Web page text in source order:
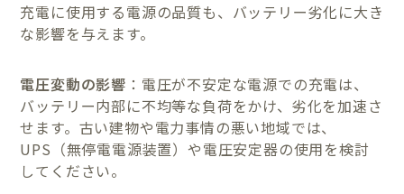
充電に使用する電源の品質も、バッテリー劣化に大き
な影響を与えます。
電圧変動の影響 ：電圧が不安定な電源での充電は、
バッテリー内部に不均等な負荷をかけ、劣化を加速さ
せます。古い建物や電力事情の悪い地域では、
UPS（無停電電源装置）や電圧安定器の使用を検討
してください。